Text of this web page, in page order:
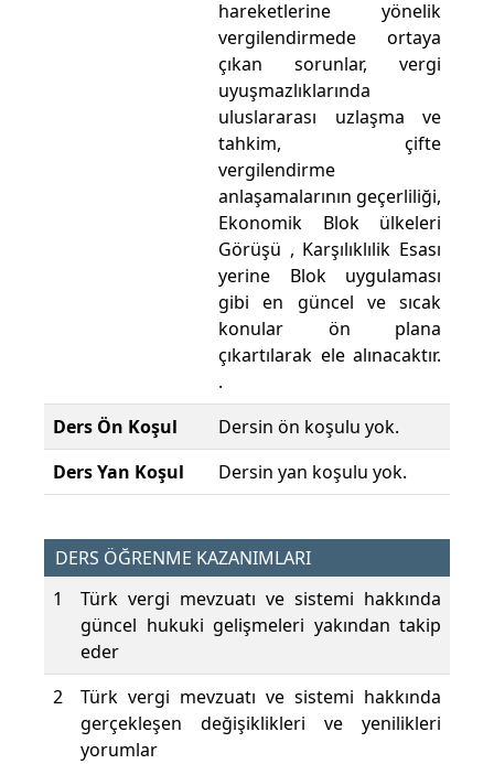
hareketlerine yönelik
vergilendirmede ortaya
çıkan sorunlar, vergi
uyuşmazlıklarında
uluslararası uzlaşma ve
tahkim, çifte
vergilendirme
anlaşamalarının geçerliliği,
Ekonomik Blok ülkeleri
Görüşü , Karşılıklılik Esası
yerine Blok uygulaması
gibi en güncel ve sıcak
konular ön plana
çıkartılarak ele alınacaktır.
.
Ders Ön Koşul
Dersin ön koşulu yok.
Ders Yan Koşul
Dersin yan koşulu yok.
DERS ÖĞRENME KAZANIMLARI
1
Türk vergi mevzuatı ve sistemi hakkında
güncel hukuki gelişmeleri yakından takip
eder
2
Türk vergi mevzuatı ve sistemi hakkında
gerçekleşen değişiklikleri ve yenilikleri
yorumlar